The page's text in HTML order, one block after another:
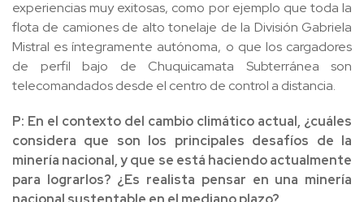
experiencias muy exitosas, como por ejemplo que toda la
flota de camiones de alto tonelaje de la División Gabriela
Mistral es íntegramente autónoma, o que los cargadores
de perfil bajo de Chuquicamata Subterránea son
telecomandados desde el centro de control a distancia.
P: En el contexto del cambio climático actual, ¿cuáles
considera que son los principales desafíos de la
minería nacional, y que se está haciendo actualmente
para lograrlos? ¿Es realista pensar en una minería